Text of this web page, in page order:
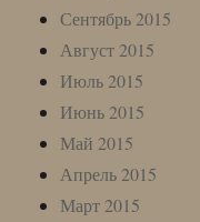
Сентябрь 2015
Август 2015
Июль 2015
Июнь 2015
Май 2015
Апрель 2015
Март 2015